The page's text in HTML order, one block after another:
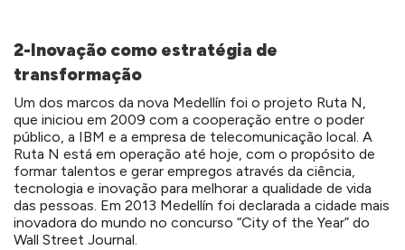
2-Inovação como estratégia de
transformação
Um dos marcos da nova Medellín foi o projeto Ruta N,
que iniciou em 2009 com a cooperação entre o poder
público, a IBM e a empresa de telecomunicação local. A
Ruta N está em operação até hoje, com o propósito de
formar talentos e gerar empregos através da ciência,
tecnologia e inovação para melhorar a qualidade de vida
das pessoas. Em 2013 Medellín foi declarada a cidade mais
inovadora do mundo no concurso “City of the Year” do
Wall Street Journal.